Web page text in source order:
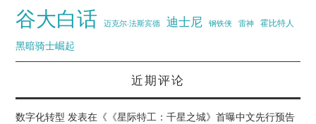
谷大白话 迈克尔·法斯宾德 迪士尼 钢铁侠 雷神 霍比特人
黑暗骑士崛起
近期评论
数字化转型 发表在《 《星际特工：千星之城》首曝中文先行预告